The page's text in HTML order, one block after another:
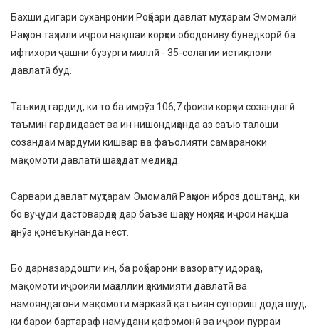
Бахши дигари суханронии Роҳбари давлат муҳтарам Эмомалӣ
Раҳмон таҳлили иҷрои нақшаи корҳои ободониву бунёдкорӣ ба
ифтихори ҷашни бузурги миллӣ - 35-солагии истиқлоли
давлатӣ буд.
Таъкид гардид, ки то ба имрӯз 106,7 фоизи корҳои созандагӣ
таъмин гардидааст ва ин нишондиҳанда аз саъю талоши
созандаи мардуми кишвар ва фаъолияти самараноки
мақомоти давлатӣ шаҳодат медиҳад.
Сарвари давлат муҳтарам Эмомалӣ Раҳмон иброз доштанд, ки
бо вуҷуди дастовардҳо дар баъзе шаҳру ноҳияҳо иҷрои нақша
ҳанӯз қонеъкунанда нест.
Бо дарназардошти ин, ба роҳбарони вазорату идораҳо,
мақомоти иҷроияи маҳаллии ҳокимияти давлатӣ ва
намояндагони мақомоти марказӣ қатъиян супориш дода шуд,
ки барои бартараф намудани қафомонӣ ва иҷрои пурраи